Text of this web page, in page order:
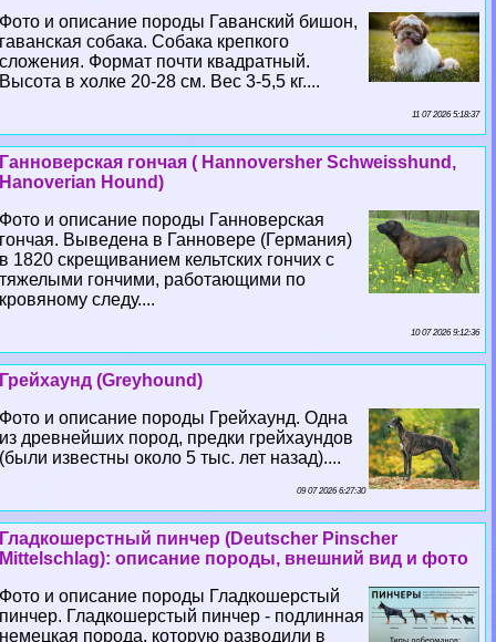
Фото и описание породы Гаванский бишон,
гаванская собака. Собака крепкого
сложения. Формат почти квадратный.
Высота в холке 20-28 см. Вес 3-5,5 кг....
11 07 2026 5:18:37
Ганноверская гончая ( Hannoversher Schweisshund,
Hanoverian Hound)
Фото и описание породы Ганноверская
гончая. Выведена в Ганновере (Германия)
в 1820 скрещиванием кельтских гончих с
тяжелыми гончими, работающими по
кровяному следу....
10 07 2026 9:12:36
Грейхаунд (Greyhound)
Фото и описание породы Грейхаунд. Одна
из древнейших пород, предки грейхаундов
(были известны около 5 тыс. лет назад)....
09 07 2026 6:27:30
Гладкошерстный пинчер (Deutscher Pinscher
Mittelschlag): описание породы, внешний вид и фото
Фото и описание породы Гладкошерстый
пинчер. Гладкошерстый пинчер - подлинная
немецкая порода, которую разводили в